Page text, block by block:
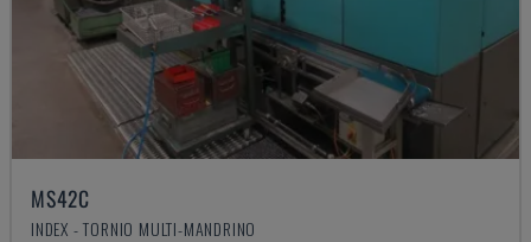
MS42C
INDEX - TORNIO MULTI-MANDRINO